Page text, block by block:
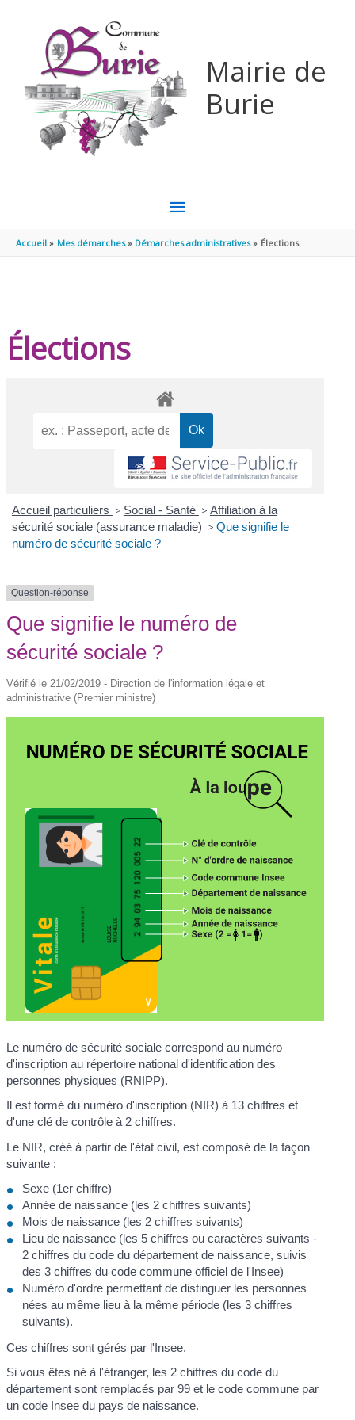
Mairie de
Burie
MENU
PRINCIPAL
Accueil Mes démarches Démarches administratives Élections
Élections
Accueil particuliers > Social - Santé > Affiliation à la
sécurité sociale (assurance maladie) > Que signifie le
numéro de sécurité sociale ?
Question-réponse
Que signifie le numéro de
sécurité sociale ?
Vérifié le 21/02/2019 - Direction de l'information légale et
administrative (Premier ministre)
Le numéro de sécurité sociale correspond au numéro
d'inscription au répertoire national d'identification des
personnes physiques (RNIPP).
Il est formé du numéro d'inscription (NIR) à 13 chiffres et
d'une clé de contrôle à 2 chiffres.
Le NIR, créé à partir de l'état civil, est composé de la façon
suivante :
Sexe (1er chiffre)
Année de naissance (les 2 chiffres suivants)
Mois de naissance (les 2 chiffres suivants)
Lieu de naissance (les 5 chiffres ou caractères suivants -
2 chiffres du code du département de naissance, suivis
des 3 chiffres du code commune officiel de l'Insee)
Numéro d'ordre permettant de distinguer les personnes
nées au même lieu à la même période (les 3 chiffres
suivants).
Ces chiffres sont gérés par l'Insee.
Si vous êtes né à l'étranger, les 2 chiffres du code du
département sont remplacés par 99 et le code commune par
un code Insee du pays de naissance.